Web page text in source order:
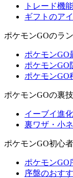
トレード機
ギフトのア
ポケモンGOのラ
ポケモンGO
ポケモンGO
ポケモンGO
ポケモンGOの裏
イーブイ進
裏ワザ・小
ポケモンGO初心
ポケモンGO
序盤のおす